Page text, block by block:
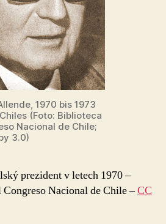
1970 bis 1973
(Foto: Biblioteca
Nacional de Chile;
3.0)
prezident v letech 1970 –
Nacional de Chile–CC